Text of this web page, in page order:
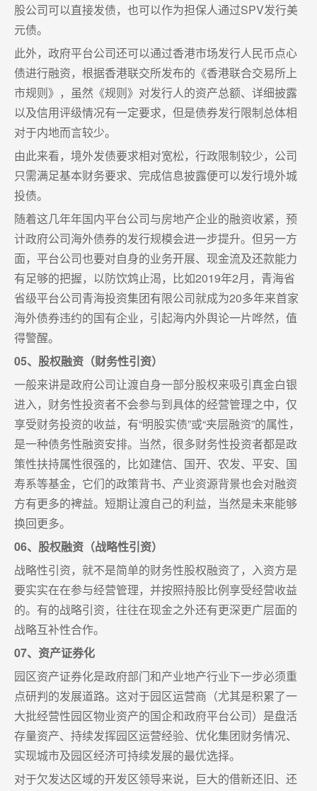
股公司可以直接发债，也可以作为担保人通过SPV发行美
元债。
此外，政府平台公司还可以通过香港市场发行人民币点心
债进行融资，根据香港联交所发布的《香港联合交易所上
市规则》，虽然《规则》对发行人的资产总额、详细披露
以及信用评级情况有一定要求，但是债券发行限制总体相
对于内地而言较少。
由此来看，境外发债要求相对宽松，行政限制较少，公司
只需满足基本财务要求、完成信息披露便可以发行境外城
投债。
随着这几年年国内平台公司与房地产企业的融资收紧，预
计政府公司海外债券的发行规模会进一步提升。但另一方
面，平台公司也要对自身的业务开展、现金流及还款能力
有足够的把握，以防饮鸩止渴，比如2019年2月，青海省
省级平台公司青海投资集团有限公司就成为20多年来首家
海外债券违约的国有企业，引起海内外舆论一片哗然，值
得警醒。
05、股权融资（财务性引资）
一般来讲是政府公司让渡自身一部分股权来吸引真金白银
进入，财务性投资者不会参与到具体的经营管理之中，仅
享受财务投资的收益，有“明股实债”或“夹层融资”的属性，
是一种债务性融资安排。当然，很多财务性投资者都是政
策性扶持属性很强的，比如建信、国开、农发、平安、国
寿系等基金，它们的政策背书、产业资源背景也会对融资
方有更多的裨益。短期让渡自己的利益，当然是未来能够
换回更多。
06、股权融资（战略性引资）
战略性引资，就不是简单的财务性股权融资了，入资方是
要实实在在参与经营管理，并按照持股比例享受经营收益
的。有的战略引资，往往在现金之外还有更深更广层面的
战略互补性合作。
07、资产证券化
园区资产证券化是政府部门和产业地产行业下一步必须重
点研判的发展道路。这对于园区运营商（尤其是积累了一
大批经营性园区物业资产的国企和政府平台公司）是盘活
存量资产、持续发挥园区运营经验、优化集团财务情况、
实现城市及园区经济可持续发展的最优选择。
对于欠发达区域的开发区领导来说，巨大的借新还旧、还